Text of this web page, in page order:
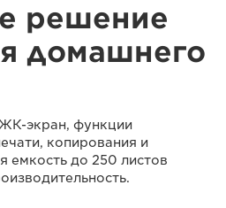
решение
домашнего
экран, функции
копирования и
емкость до 250 листов